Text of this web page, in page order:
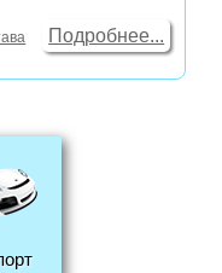
Подробнее...